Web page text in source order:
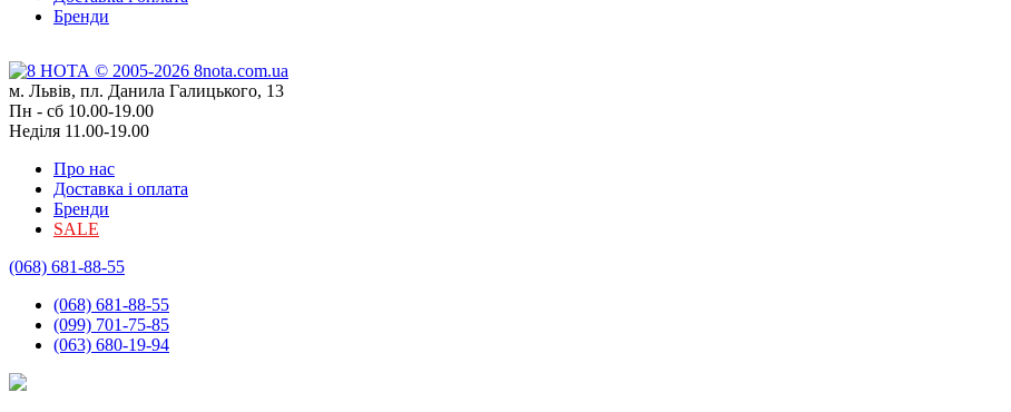
Бренди
м. Львів, пл. Данила Галицького, 13
Пн - сб 10.00-19.00
Неділя 11.00-19.00
Про нас
Доставка і оплата
Бренди
SALE
(068) 681-88-55
(068) 681-88-55
(099) 701-75-85
(063) 680-19-94